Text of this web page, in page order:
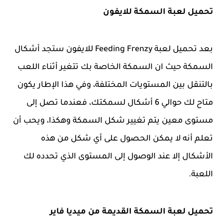
تحميل لعبة السمكة للايفون
بعد تحميل لعبة Feeding Frenzy للايفون ستجد أشكال
السمكة حيث ان السمكة الخاصة بك تتغير أثناء اللعب
بالتنقل بين المستويات المختلفة، وفي هذا الإطار يكون
متاح لك حوالي 6 أشكال لسمكتك، فعندما تصل إلى
مستوى معين يتم تغيير شكل السمكة وهكذا، ويحب أن
تعلم أنه لا يمكن الحصول على أي شكل من هذه
الأشكال إلا عند الوصول إلى المستوى الذي تحدده لك
اللعبة.
تحميل لعبة السمكة القديمة من ميديا فاير